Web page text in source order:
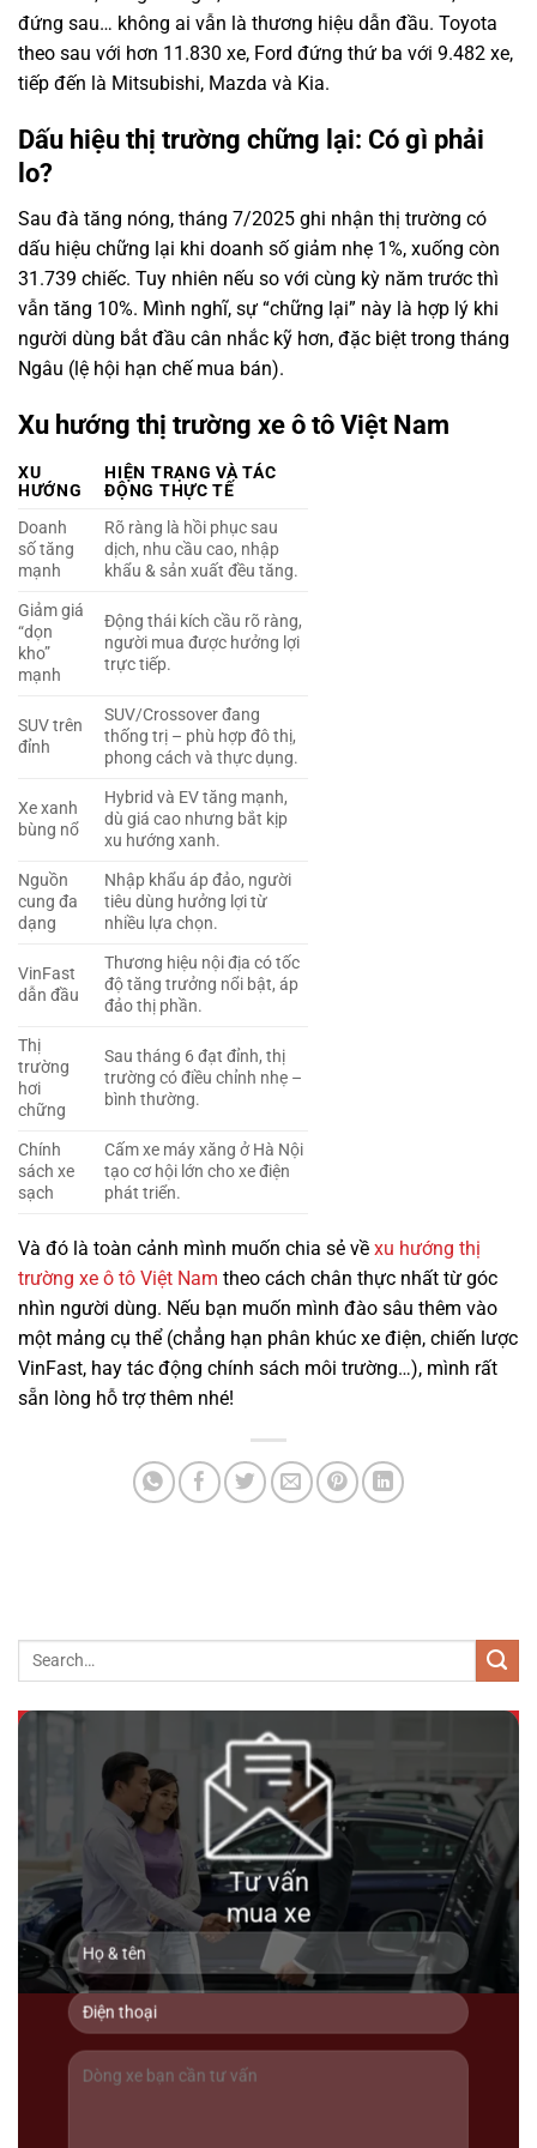
đứng sau… không ai vẫn là thương hiệu dẫn đầu. Toyota
theo sau với hơn 11.830 xe, Ford đứng thứ ba với 9.482 xe,
tiếp đến là Mitsubishi, Mazda và Kia.
Dấu hiệu thị trường chững lại: Có gì phải
lo?
Sau đà tăng nóng, tháng 7/2025 ghi nhận thị trường có
dấu hiệu chững lại khi doanh số giảm nhẹ 1%, xuống còn
31.739 chiếc. Tuy nhiên nếu so với cùng kỳ năm trước thì
vẫn tăng 10%. Mình nghĩ, sự “chững lại” này là hợp lý khi
người dùng bắt đầu cân nhắc kỹ hơn, đặc biệt trong tháng
Ngâu (lệ hội hạn chế mua bán).
Xu hướng thị trường xe ô tô Việt Nam
XU
HƯỚNG
HIỆN TRẠNG VÀ TÁC
ĐỘNG THỰC TẾ
Doanh
số tăng
mạnh
Rõ ràng là hồi phục sau
dịch, nhu cầu cao, nhập
khẩu & sản xuất đều tăng.
Giảm giá
“dọn
kho”
mạnh
Động thái kích cầu rõ ràng,
người mua được hưởng lợi
trực tiếp.
SUV trên
đỉnh
SUV/Crossover đang
thống trị – phù hợp đô thị,
phong cách và thực dụng.
Xe xanh
bùng nổ
Hybrid và EV tăng mạnh,
dù giá cao nhưng bắt kịp
xu hướng xanh.
Nguồn
cung đa
dạng
Nhập khẩu áp đảo, người
tiêu dùng hưởng lợi từ
nhiều lựa chọn.
VinFast
dẫn đầu
Thương hiệu nội địa có tốc
độ tăng trưởng nổi bật, áp
đảo thị phần.
Thị
trường
hơi
chững
Sau tháng 6 đạt đỉnh, thị
trường có điều chỉnh nhẹ –
bình thường.
Chính
sách xe
sạch
Cấm xe máy xăng ở Hà Nội
tạo cơ hội lớn cho xe điện
phát triển.
Và đó là toàn cảnh mình muốn chia sẻ về xu hướng thị
trường xe ô tô Việt Nam theo cách chân thực nhất từ góc
nhìn người dùng. Nếu bạn muốn mình đào sâu thêm vào
một mảng cụ thể (chẳng hạn phân khúc xe điện, chiến lược
VinFast, hay tác động chính sách môi trường…), mình rất
sẵn lòng hỗ trợ thêm nhé!
Tư vấn
mua xe
Lexus RX300 2022
2 tỷ 790 triệu
1 tỷ 920 triệu
55000km
Mercedes Benz C200 2018
89000km
Toyota Land Cruiser 200 2016